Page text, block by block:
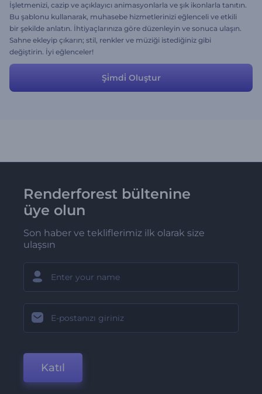
İşletmenizi, cazip ve açıklayıcı animasyonlarla ve şık ikonlarla tanıtın.
Bu şablonu kullanarak, muhasebe hizmetlerinizi eğlenceli ve etkili
bir şekilde anlatın. İhtiyaçlarınıza göre düzenleyin ve sonuca ulaşın.
Sahne ekleyip çıkarın; stil, renkler ve müziği istediğiniz gibi
değiştirin. İyi eğlenceler!
Şi̇mdi̇ Oluştur
Renderforest bültenine
üye olun
Son haber ve tekliflerimiz ilk olarak size
ulaşsın
Katıl